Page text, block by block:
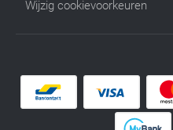
Wijzig cookievoorkeuren